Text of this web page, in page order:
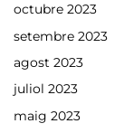
octubre 2023
setembre 2023
agost 2023
juliol 2023
maig 2023